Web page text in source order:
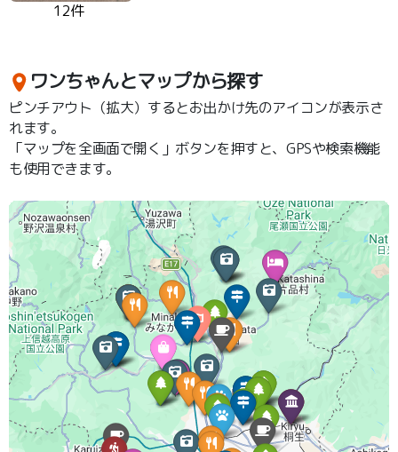
12件
ワンちゃんとマップから探す
ピンチアウト（拡大）するとお出かけ先のアイコンが表示さ
れます。
「マップを全画面で開く」ボタンを押すと、GPSや検索機能
も使用できます。